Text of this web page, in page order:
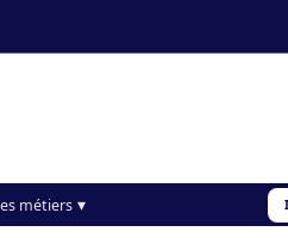
métiers